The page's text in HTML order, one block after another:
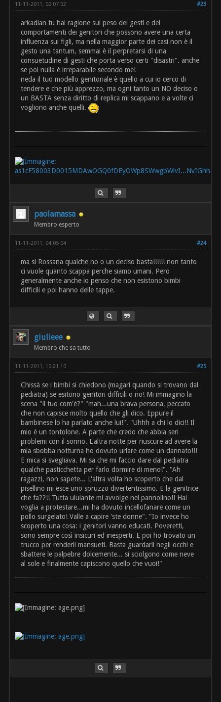
#23
11-11-2011, 02:07 02
arkadian tu hai ragione sul peso dei gesti e dei
comportamenti dei genitori che possono avere una certa
influenza sui figli, ma nella maggior parte dei casi non è il
gesto una tantum, semmai è il perpretarsi di una
consuetudine di gesti che porta verso certi "disastri". anche
se poi nulla è irreparabile secondo me!
neda il tuo modello genitoriale è quello a cui io cerco di
tendere e che più apprezzo, ma ogni tanto un NO deciso o
un BASTA senza diritto di replica mi scappano e a volte ci
vogliono anche quelli.
paolamassa
Membro esperto
#24
11-11-2011, 04:05 04
ma si Rossana qualche no o un deciso basta!!!!!! non tanto
ci vuole quanto scappa perche siamo umani. Pero
generalmente anche io penso che non esistono bimbi
difficili e poi hanno delle tappe.
giulieee
Membro che sa tutto
#25
11-11-2011, 10:21 10
Chissà se i bimbi si chiedono (magari quando si trovano dal
pediatra) se esitono genitori difficili o no! Mi immagino la
scena "il tuo com'è?" "mah...una brava persona, peccato
che non capisce molto quello che gli dico. Eppure il
bambinese lo ha parlato anche lui!". "Uhhh a chi lo dici!! Il
mio è un tontolone. A parte che credo che abbia seri
problemi con il sonno. L'altra notte per riuscure ad avere la
mia sbobba notturna ho dovuto urlare come un dannato!!!
E mica si svegliava. Mi sa che mi faccio dare dal pediatra
qualche pasticchetta per farlo dormire di meno!". "Ah
ragazzi, non sapete... L'altra volta ho scoperto che dal
pisellino mi esce uno spruzzo divertentissimo. E la genitrice
che fa??!! Tutta ululante mi avvolge nel pannolino!! Hai
voglia a protestare...mi ha dovuto incellofanare come un
pollo surgelato! Valle a capire 'ste donne". "Io invece ho
scoperto una cosa: i genitori vanno educati. Poveretti,
sono sempre così insicuri ed inesperti. E poi ho trovato un
trucco per renderli mansueti. Basta guardarli negli occhi e
sbattere le palpebre dolcemente... si sciolgono come neve
al sole e finalmente capiscono quello che vuoi!"